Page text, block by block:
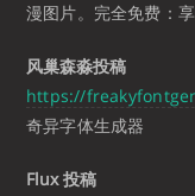
漫图片。完全免费：
风巢森淼投稿
https://
奇异字体生成器
Flux 投稿